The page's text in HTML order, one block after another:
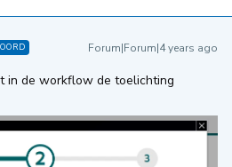
Forum|Forum|4 years ago
in de workflow de toelichting